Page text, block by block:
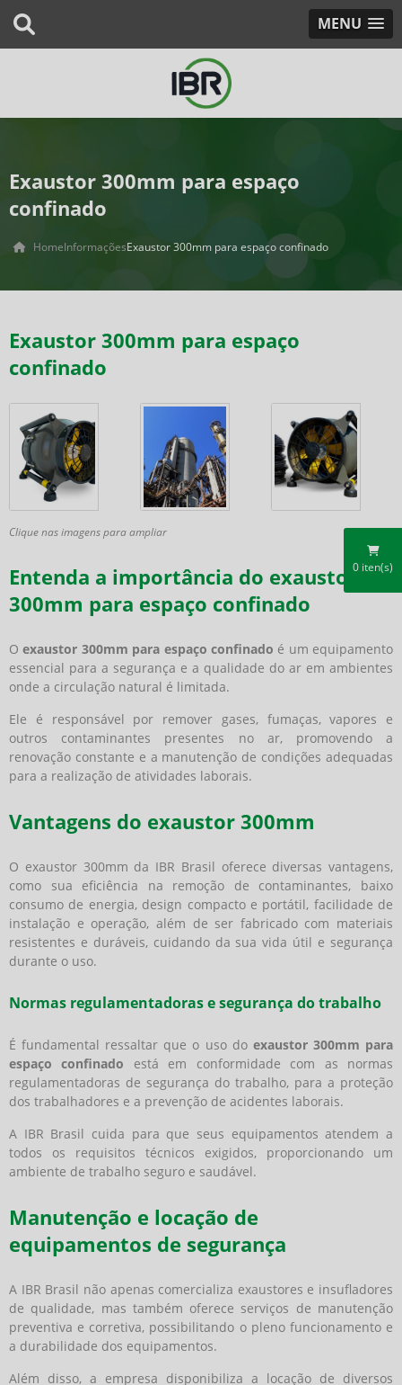
MENU
0 iten(s)
Exaustor 300mm para espaço
confinado
HomeInformaçõesExaustor 300mm para espaço confinado
Exaustor 300mm para espaço
confinado
Clique nas imagens para ampliar
Entenda a importância do exaustor
300mm para espaço confinado
Oexaustor 300mm para espaço confinado é um equipamento
essencial para a segurança e a qualidade do ar em ambientes
onde a circulação natural é limitada.
Ele é responsável por remover gases, fumaças, vapores e
outros contaminantes presentes no ar, promovendo a
renovação constante e a manutenção de condições adequadas
para a realização de atividades laborais.
Vantagens do exaustor 300mm
O exaustor 300mm da IBR Brasil oferece diversas vantagens,
como sua eficiência na remoção de contaminantes, baixo
consumo de energia, design compacto e portátil, facilidade de
instalação e operação, além de ser fabricado com materiais
resistentes e duráveis, cuidando da sua vida útil e segurança
durante o uso.
Normas regulamentadoras e segurança do trabalho
É fundamental ressaltar que o uso do exaustor 300mm para
espaço confinado está em conformidade com as normas
regulamentadoras de segurança do trabalho, para a proteção
dos trabalhadores e a prevenção de acidentes laborais.
A IBR Brasil cuida para que seus equipamentos atendem a
todos os requisitos técnicos exigidos, proporcionando um
ambiente de trabalho seguro e saudável.
Manutenção e locação de
equipamentos de segurança
A IBR Brasil não apenas comercializa exaustores e insufladores
de qualidade, mas também oferece serviços de manutenção
preventiva e corretiva, possibilitando o pleno funcionamento e
a durabilidade dos equipamentos.
Além disso, a empresa disponibiliza a locação de diversos